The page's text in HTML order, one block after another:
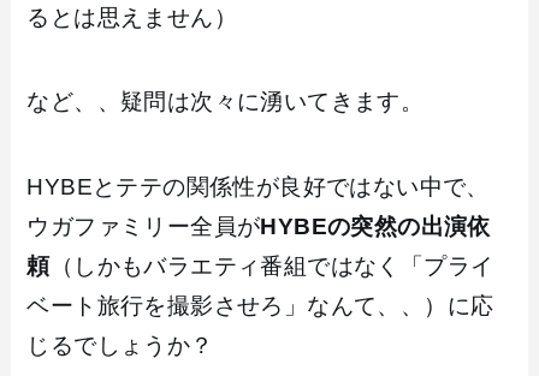
るとは思えません）
など、、疑問は次々に湧いてきます。
HYBEとテテの関係性が良好ではない中で、
ウガファミリー全員がHYBEの突然の出演依
頼（しかもバラエティ番組ではなく「プライ
ベート旅行を撮影させろ」なんて、、）に応
じるでしょうか？